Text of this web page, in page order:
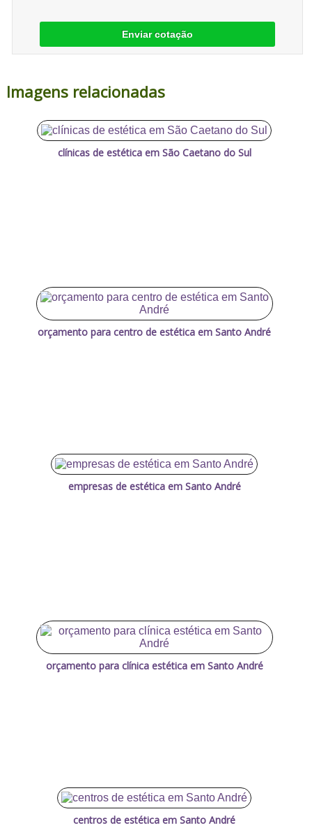
Enviar cotação
Imagens relacionadas
clínicas de estética em São Caetano do Sul
orçamento para centro de estética em Santo André
empresas de estética em Santo André
orçamento para clínica estética em Santo André
centros de estética em Santo André